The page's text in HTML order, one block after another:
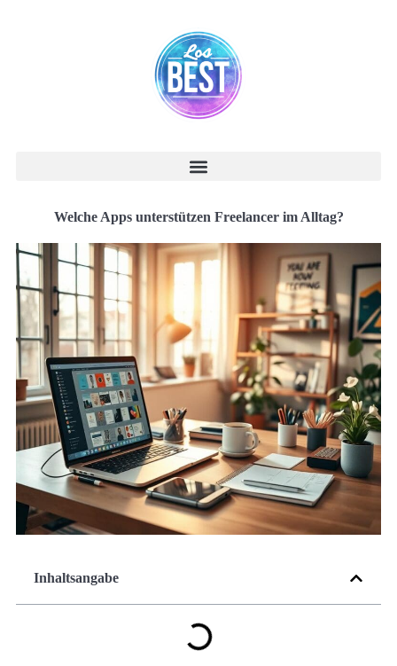
Welche Apps unterstützen Freelancer im Alltag?
Inhaltsangabe